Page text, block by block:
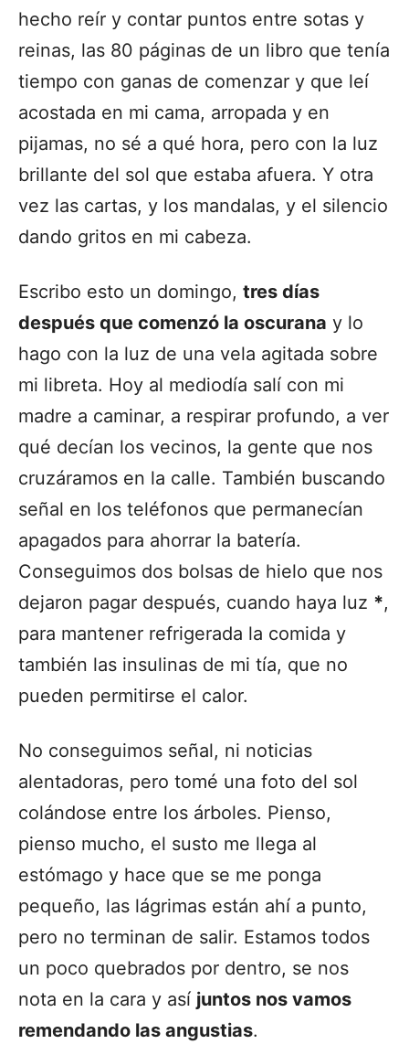
hecho reír y contar puntos entre sotas y
reinas, las 80 páginas de un libro que tenía
tiempo con ganas de comenzar y que leí
acostada en mi cama, arropada y en
pijamas, no sé a qué hora, pero con la luz
brillante del sol que estaba afuera. Y otra
vez las cartas, y los mandalas, y el silencio
dando gritos en mi cabeza.
Escribo esto un domingo, tres días
después que comenzó la oscurana y lo
hago con la luz de una vela agitada sobre
mi libreta. Hoy al mediodía salí con mi
madre a caminar, a respirar profundo, a ver
qué decían los vecinos, la gente que nos
cruzáramos en la calle. También buscando
señal en los teléfonos que permanecían
apagados para ahorrar la batería.
Conseguimos dos bolsas de hielo que nos
dejaron pagar después, cuando haya luz *,
para mantener refrigerada la comida y
también las insulinas de mi tía, que no
pueden permitirse el calor.
No conseguimos señal, ni noticias
alentadoras, pero tomé una foto del sol
colándose entre los árboles. Pienso,
pienso mucho, el susto me llega al
estómago y hace que se me ponga
pequeño, las lágrimas están ahí a punto,
pero no terminan de salir. Estamos todos
un poco quebrados por dentro, se nos
nota en la cara y así juntos nos vamos
remendando las angustias.